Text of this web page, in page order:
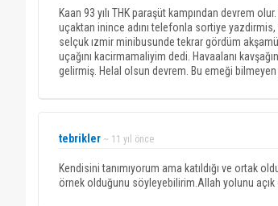
Kaan 93 yılı THK paraşüt kampından devrem
uçaktan inince adını telefonla sortiye
selçuk ızmir minibusunde tekrar gördüm
uçağını kacirmamaliyim dedi. Havaalanı
gelirmiş. Helal olsun devrem. Bu emeği bilmeyen
tebrikler ~ 11 yıl önce
Kendisini tanımıyorum ama katıldığı ve ortak
örnek olduğunu söyleyebilirim.Allah yolunu açık